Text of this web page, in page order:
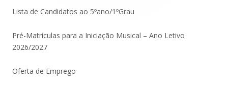
Lista de Candidatos ao 5ºano/1ºGrau
Pré-Matrículas para a Iniciação Musical – Ano Letivo
2026/2027
Oferta de Emprego